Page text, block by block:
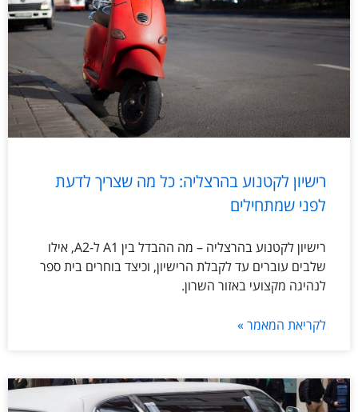
רישיון לקטנוע בהרצליה: כל מה שצריך לדעת
לפני שמתחילים
רישיון לקטנוע בהרצליה – מה ההבדל בין A1 ל-A2, אילו
שלבים עוברים עד לקבלת הרישיון, וכיצד בוחרים בית ספר
לנהיגה מקצועי באזור השרון.
לקריאת המאמר »